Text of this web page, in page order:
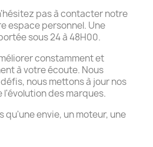
pas à contacter notre
espace personnel. Une
sous 24 à 48H00.
constamment et
à votre écoute. Nous
nous mettons à jour nos
des marques.
qu'une envie, un moteur, une